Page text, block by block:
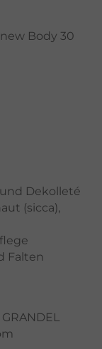
Body 30
Dekolleté
(sicca),
Falten